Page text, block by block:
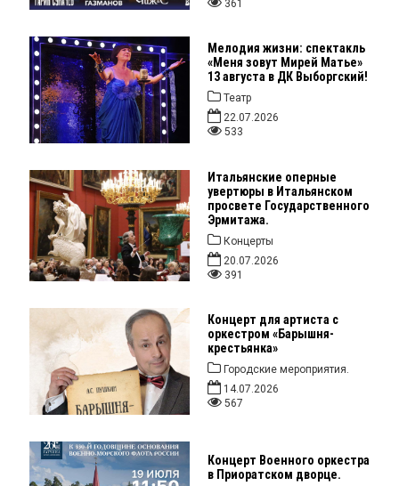
361
Мелодия жизни: спектакль
«Меня зовут Мирей Матье»
13 августа в ДК Выборгский!
Театр
22.07.2026
533
Итальянские оперные
увертюры в Итальянском
просвете Государственного
Эрмитажа.
Концерты
20.07.2026
391
Концерт для артиста с
оркестром «Барышня-
крестьянка»
Городские мероприятия.
14.07.2026
567
Концерт Военного оркестра
в Приоратском дворце.